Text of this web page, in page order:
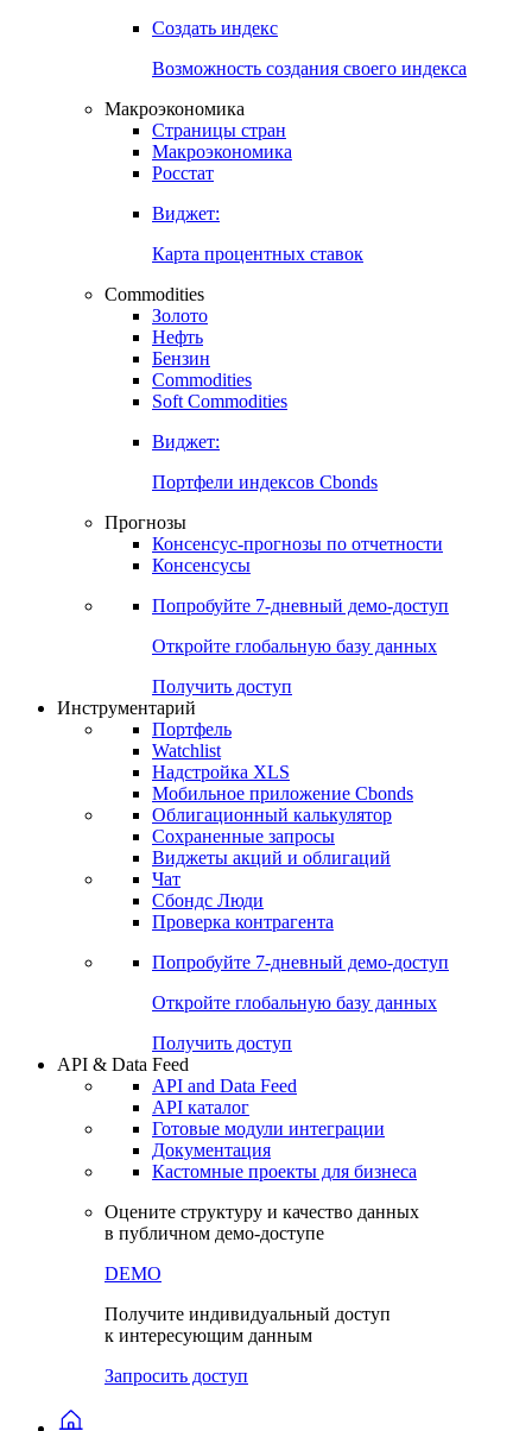
Создать индекс
Возможность создания своего индекса
Макроэкономика
Страницы стран
Макроэкономика
Росстат
Виджет:
Карта процентных ставок
Commodities
Золото
Нефть
Бензин
Commodities
Soft Commodities
Виджет:
Портфели индексов Cbonds
Прогнозы
Консенсус-прогнозы по отчетности
Консенсусы
Попробуйте 7-дневный демо-доступ
Откройте глобальную базу данных
Получить доступ
Инструментарий
Портфель
Watchlist
Надстройка XLS
Мобильное приложение Cbonds
Облигационный калькулятор
Сохраненные запросы
Виджеты акций и облигаций
Чат
Сбондс Люди
Проверка контрагента
Попробуйте 7-дневный демо-доступ
Откройте глобальную базу данных
Получить доступ
API & Data Feed
API and Data Feed
API каталог
Готовые модули интеграции
Документация
Кастомные проекты для бизнеса
Оцените структуру и качество данных
в публичном демо-доступе
DEMO
Получите индивидуальный доступ
к интересующим данным
Запросить доступ